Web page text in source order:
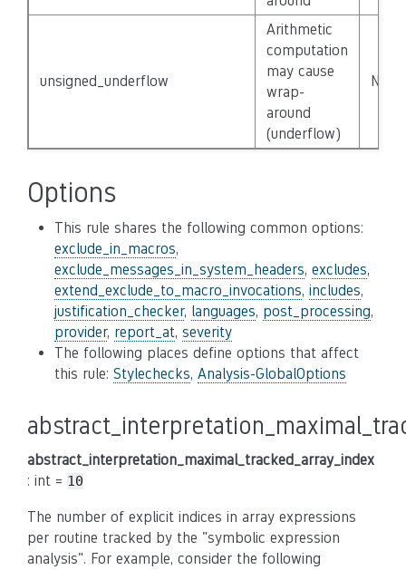
unsigned_underflow
Arithmetic
computation
may cause
wrap-
around
(underflow)
None
Options
This rule shares the following common options:
exclude_in_macros,
exclude_messages_in_system_headers, excludes,
extend_exclude_to_macro_invocations, includes,
justification_checker, languages, post_processing,
provider, report_at, severity
The following places define options that affect
this rule: Stylechecks, Analysis-GlobalOptions
abstract_interpretation_maximal_tracked_array_index
: int = 10
The number of explicit indices in array expressions
per routine tracked by the "symbolic expression
analysis". For example, consider the following